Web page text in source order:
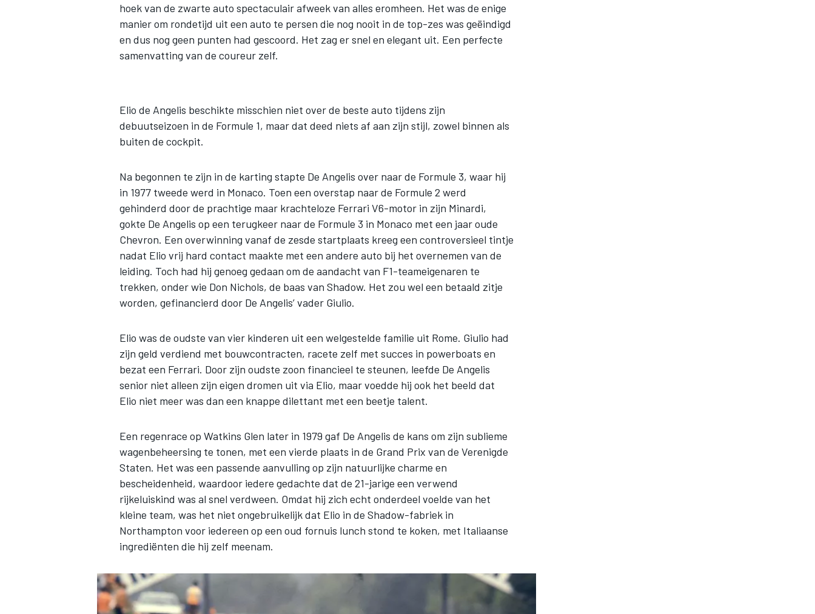
hoek van de zwarte auto spectaculair afweek van alles eromheen. Het was de enige
manier om rondetijd uit een auto te persen die nog nooit in de top-zes was geëindigd
en dus nog geen punten had gescoord. Het zag er snel en elegant uit. Een perfecte
samenvatting van de coureur zelf.
Elio de Angelis beschikte misschien niet over de beste auto tijdens zijn
debuutseizoen in de Formule 1, maar dat deed niets af aan zijn stijl, zowel binnen als
buiten de cockpit.
Na begonnen te zijn in de karting stapte De Angelis over naar de Formule 3, waar hij
in 1977 tweede werd in Monaco. Toen een overstap naar de Formule 2 werd
gehinderd door de prachtige maar krachteloze Ferrari V6-motor in zijn Minardi,
gokte De Angelis op een terugkeer naar de Formule 3 in Monaco met een jaar oude
Chevron. Een overwinning vanaf de zesde startplaats kreeg een controversieel tintje
nadat Elio vrij hard contact maakte met een andere auto bij het overnemen van de
leiding. Toch had hij genoeg gedaan om de aandacht van F1-teameigenaren te
trekken, onder wie Don Nichols, de baas van Shadow. Het zou wel een betaald zitje
worden, gefinancierd door De Angelis’ vader Giulio.
Elio was de oudste van vier kinderen uit een welgestelde familie uit Rome. Giulio had
zijn geld verdiend met bouwcontracten, racete zelf met succes in powerboats en
bezat een Ferrari. Door zijn oudste zoon financieel te steunen, leefde De Angelis
senior niet alleen zijn eigen dromen uit via Elio, maar voedde hij ook het beeld dat
Elio niet meer was dan een knappe dilettant met een beetje talent.
Een regenrace op Watkins Glen later in 1979 gaf De Angelis de kans om zijn sublieme
wagenbeheersing te tonen, met een vierde plaats in de Grand Prix van de Verenigde
Staten. Het was een passende aanvulling op zijn natuurlijke charme en
bescheidenheid, waardoor iedere gedachte dat de 21-jarige een verwend
rijkeluiskind was al snel verdween. Omdat hij zich echt onderdeel voelde van het
kleine team, was het niet ongebruikelijk dat Elio in de Shadow-fabriek in
Northampton voor iedereen op een oud fornuis lunch stond te koken, met Italiaanse
ingrediënten die hij zelf meenam.